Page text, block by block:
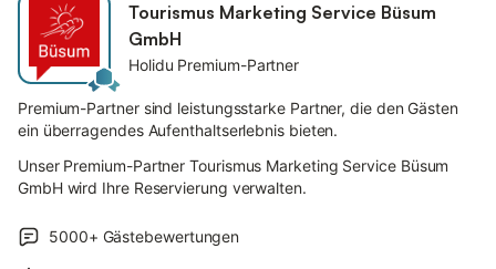
Tourismus Marketing Service Büsum
GmbH
Holidu Premium-Partner
Premium-Partner sind leistungsstarke Partner, die den Gästen
ein überragendes Aufenthaltserlebnis bieten.
Unser Premium-Partner Tourismus Marketing Service Büsum
GmbH wird Ihre Reservierung verwalten.
5000+ Gästebewertungen